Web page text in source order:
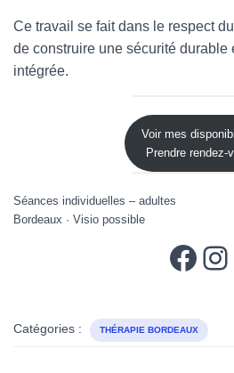
Ce travail se fait dans le respect
de construire une sécurité durable
intégrée.
Voir mes
Prendre rendez-
Séances individuelles – adultes
Bordeaux · Visio possible
Catégories : THÉRAPIE BORDEAUX